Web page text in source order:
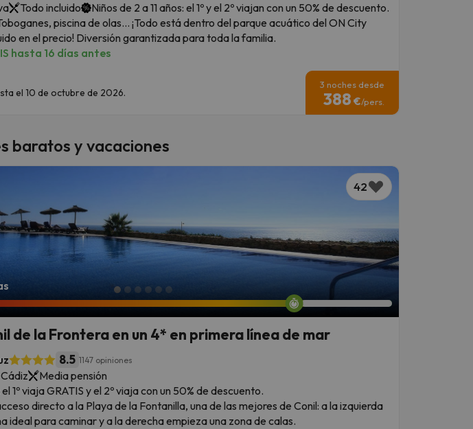
Todo incluido Niños de 2 a 11 años: el 1º y el 2º viajan con un 50% de descuento.
piscina de olas... ¡Todo está dentro del parque acuático del ON City
en el precio! Diversión garantizada para toda la familia.
hasta 16 días antes
el 10 de octubre de 2026.
3 noches desde
388 €/pers.
baratos y vacaciones
42
de la Frontera en un 4* en primera línea de mar
8.5 1147 opiniones
Media pensión
1º viaja GRATIS y el 2º viaja con un 50% de descuento.
directo a la Playa de la Fontanilla, una de las mejores de Conil: a la izquierda
ideal para caminar y a la derecha empieza una zona de calas.